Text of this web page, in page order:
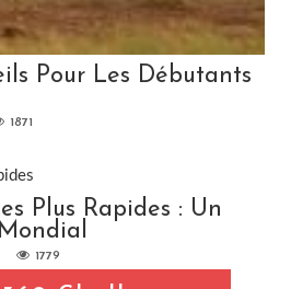
Pour Les Débutants
1871
Plus Rapides : Un
1779